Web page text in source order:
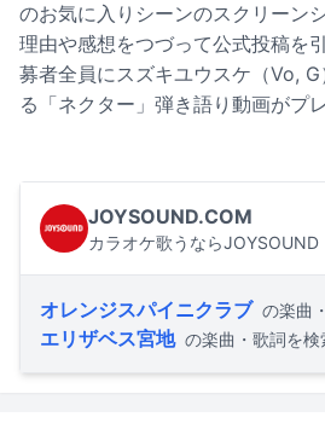
のお気に入りシーンのスクリーン
理由や感想をつづって公式投稿を
募者全員にスズキユウスケ（Vo,
る「ネクター」弾き語り動画がプ
JOYSOUND.COM
カラオケ歌うならJOYSOUND
オレンジスパイニクラブ の楽曲
エリザベス宮地 の楽曲・歌詞を検